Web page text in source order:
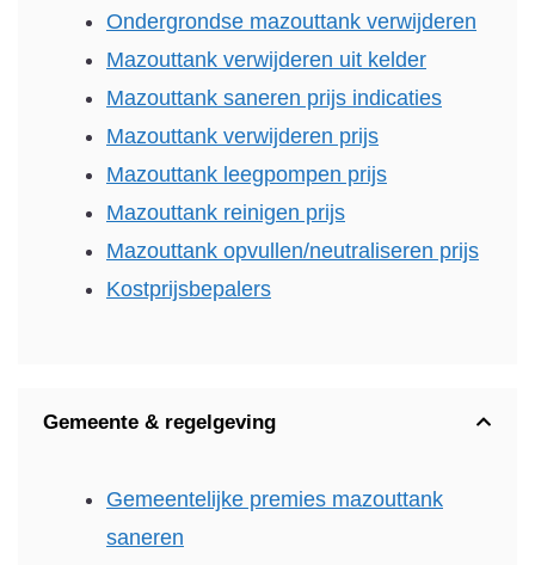
Ondergrondse mazouttank verwijderen
Mazouttank verwijderen uit kelder
Mazouttank saneren prijs indicaties
Mazouttank verwijderen prijs
Mazouttank leegpompen prijs
Mazouttank reinigen prijs
Mazouttank opvullen/neutraliseren prijs
Kostprijsbepalers
Gemeente & regelgeving
Gemeentelijke premies mazouttank
saneren